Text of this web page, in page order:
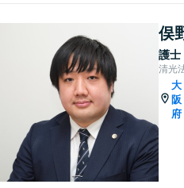
俣
護士
清光
大
阪
府